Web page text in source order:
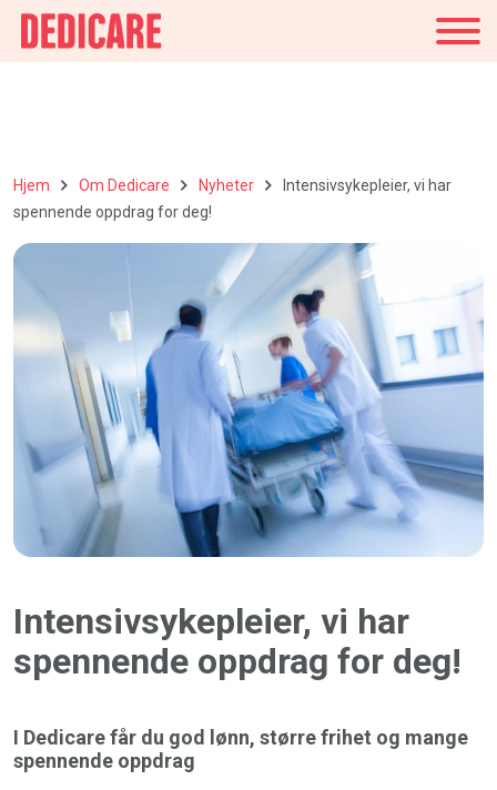
Hjem Om Dedicare Nyheter
Intensivsykepleier, vi har
spennende oppdrag for deg!
Intensivsykepleier, vi har
spennende oppdrag for deg!
I Dedicare får du god lønn, større frihet og mange
spennende oppdrag